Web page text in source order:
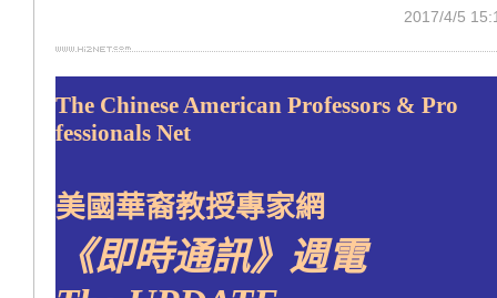
2017/4/5
The Chinese American Professors & Pro
fessionals Net
美國華裔教授專家網
《即時通訊》週電